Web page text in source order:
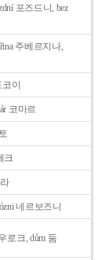
포즈드니, bez
주베르지나,
이
코마르
크
네르보즈니
로크, dům 둠